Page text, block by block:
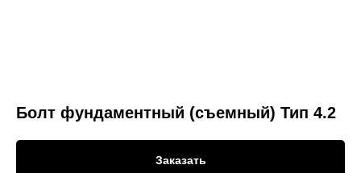
Болт фундаментный (съемный) Тип 4.2
Заказать